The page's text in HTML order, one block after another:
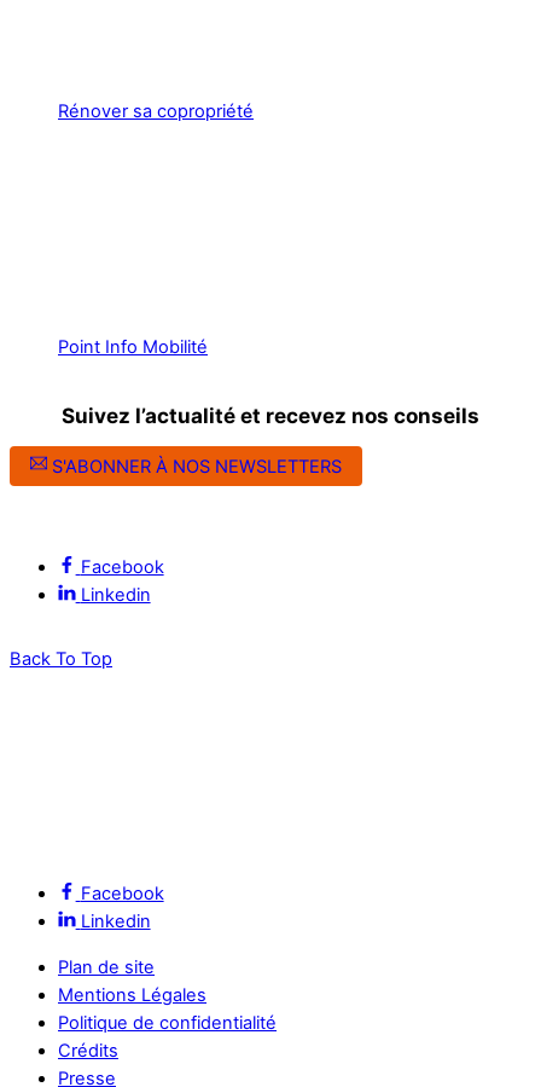
Rénover sa copropriété
Point Info Mobilité
Suivez l’actualité et recevez nos conseils
S'ABONNER À NOS NEWSLETTERS
Facebook
Linkedin
Back To Top
Facebook
Linkedin
Plan de site
Mentions Légales
Politique de confidentialité
Crédits
Presse